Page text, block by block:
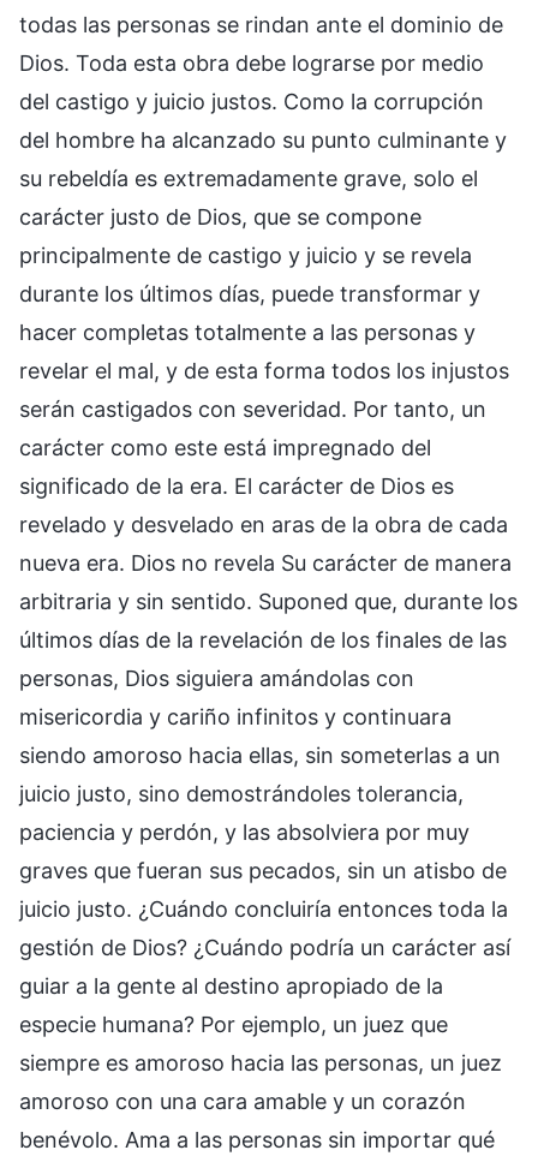
todas las personas se rindan ante el dominio de
Dios. Toda esta obra debe lograrse por medio
del castigo y juicio justos. Como la corrupción
del hombre ha alcanzado su punto culminante y
su rebeldía es extremadamente grave, solo el
carácter justo de Dios, que se compone
principalmente de castigo y juicio y se revela
durante los últimos días, puede transformar y
hacer completas totalmente a las personas y
revelar el mal, y de esta forma todos los injustos
serán castigados con severidad. Por tanto, un
carácter como este está impregnado del
significado de la era. El carácter de Dios es
revelado y desvelado en aras de la obra de cada
nueva era. Dios no revela Su carácter de manera
arbitraria y sin sentido. Suponed que, durante los
últimos días de la revelación de los finales de las
personas, Dios siguiera amándolas con
misericordia y cariño infinitos y continuara
siendo amoroso hacia ellas, sin someterlas a un
juicio justo, sino demostrándoles tolerancia,
paciencia y perdón, y las absolviera por muy
graves que fueran sus pecados, sin un atisbo de
juicio justo. ¿Cuándo concluiría entonces toda la
gestión de Dios? ¿Cuándo podría un carácter así
guiar a la gente al destino apropiado de la
especie humana? Por ejemplo, un juez que
siempre es amoroso hacia las personas, un juez
amoroso con una cara amable y un corazón
benévolo. Ama a las personas sin importar qué